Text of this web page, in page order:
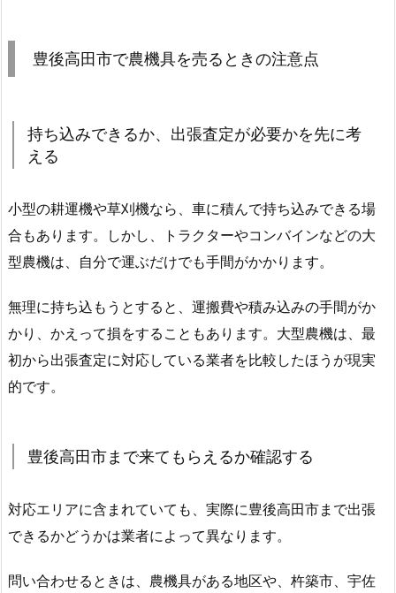
豊後高田市で農機具を売るときの注意点
持ち込みできるか、出張査定が必要かを先に考
える
小型の耕運機や草刈機なら、車に積んで持ち込みできる場
合もあります。しかし、トラクターやコンバインなどの大
型農機は、自分で運ぶだけでも手間がかかります。
無理に持ち込もうとすると、運搬費や積み込みの手間がか
かり、かえって損をすることもあります。大型農機は、最
初から出張査定に対応している業者を比較したほうが現実
的です。
豊後高田市まで来てもらえるか確認する
対応エリアに含まれていても、実際に豊後高田市まで出張
できるかどうかは業者によって異なります。
問い合わせるときは、農機具がある地区や、杵築市、宇佐